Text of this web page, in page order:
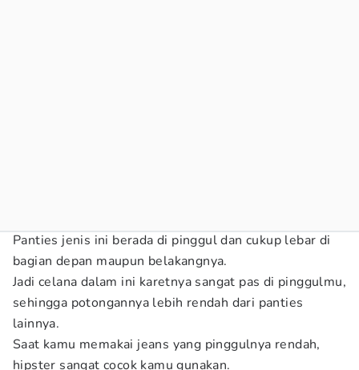
Panties jenis ini berada di pinggul dan cukup lebar di
bagian depan maupun belakangnya.
Jadi celana dalam ini karetnya sangat pas di pinggulmu,
sehingga potongannya lebih rendah dari panties
lainnya.
Saat kamu memakai jeans yang pinggulnya rendah,
hipster sangat cocok kamu gunakan.